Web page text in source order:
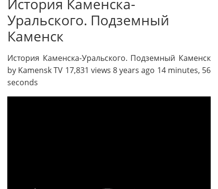
Уральского. Подземный
Каменск
История Каменска-Уральского. Подземный Каменск
by Kamensk TV 17,831 views 8 years ago 14 minutes, 56
seconds